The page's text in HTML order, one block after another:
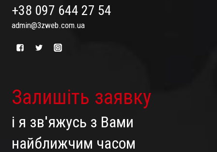
+38 097 644 27 54
admin@3zweb.com.ua
Залишіть заявку
і я зв'яжусь з Вами
найближчим часом